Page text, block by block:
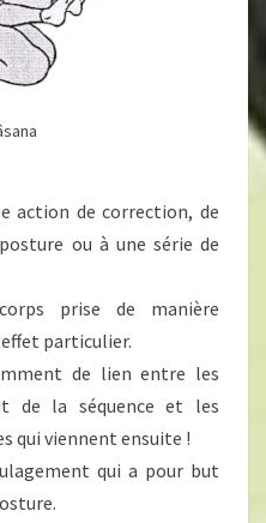
action de correction, de
ou à une série de
prise de manière
particulier.
de lien entre les
de la séquence et les
qui viennent ensuite !
qui a pour but